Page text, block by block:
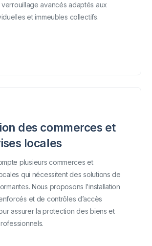
avancés adaptés aux
et immeubles collectifs.
des commerces et
locales
plusieurs commerces et
qui nécessitent des solutions de
Nous proposons l’installation
et de contrôles d’accès
assurer la protection des biens et